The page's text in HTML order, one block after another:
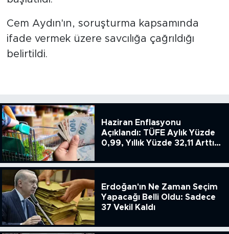
Cem Aydın'ın, soruşturma kapsamında
ifade vermek üzere savcılığa çağrıldığı
belirtildi.
Haziran Enflasyonu
Açıklandı: TÜFE Aylık Yüzde
0,99, Yıllık Yüzde 32,11 Arttı,
51.49
Erdoğan'ın Ne Zaman Seçim
Yapacağı Belli Oldu: Sadece
37 Vekil Kaldı